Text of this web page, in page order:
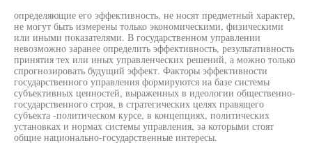
определяющие его эффективность, не носят предметный характер,
не могут быть измерены только экономическими, физическими
или иными показателями. В государственном управлении
невозможно заранее определить эффективность, результативность
принятия тех или иных управленческих решений, а можно только
спрогнозировать будущий эффект. Факторы эффективности
государственного управления формируются на базе системы
субъективных ценностей, выраженных в идеологии общественно-
государственного строя, в стратегических целях правящего
субъекта -политическом курсе, в концепциях, политических
установках и нормах системы управления, за которыми стоят
общие национально-государственные интересы.